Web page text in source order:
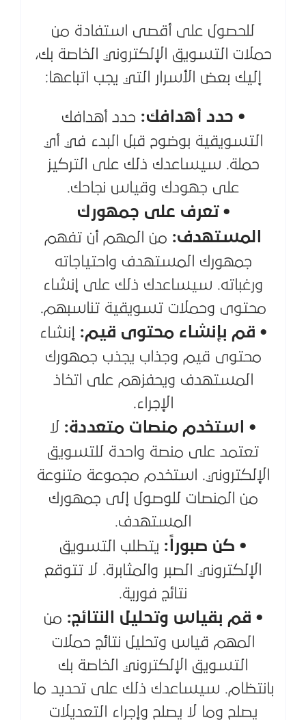
للحصول على أقصى استفادة من
حملات التسويق الإلكتروني الخاصة بك،
إليك بعض الأسرار التي يجب اتباعها:
• حدد أهدافك: حدد أهدافك
التسويقية بوضوح قبل البدء في أي
حملة. سيساعدك ذلك على التركيز
على جهودك وقياس نجاحك.
• تعرف على جمهورك
المستهدف: من المهم أن تفهم
جمهورك المستهدف واحتياجاته
ورغباته. سيساعدك ذلك على إنشاء
محتوى وحملات تسويقية تناسبهم.
• قم بإنشاء محتوى قيم: إنشاء
محتوى قيم وجذاب يجذب جمهورك
المستهدف ويحفزهم على اتخاذ
الإجراء.
• استخدم منصات متعددة: لا
تعتمد على منصة واحدة للتسويق
الإلكتروني. استخدم مجموعة متنوعة
من المنصات للوصول إلى جمهورك
المستهدف.
• كن صبوراً: يتطلب التسويق
الإلكتروني الصبر والمثابرة. لا تتوقع
نتائج فورية.
• قم بقياس وتحليل النتائج: من
المهم قياس وتحليل نتائج حملات
التسويق الإلكتروني الخاصة بك
بانتظام. سيساعدك ذلك على تحديد ما
يصلح وما لا يصلح وإجراء التعديلات